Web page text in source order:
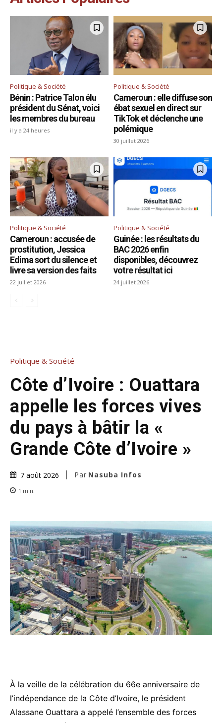
Politique & Société
Bénin : Patrice Talon élu
président du Sénat, voici
les membres du bureau
il y a 24 heures
Politique & Société
Cameroun : elle diffuse son
ébat sexuel en direct sur
TikTok et déclenche une
polémique
30 juillet 2026
Politique & Société
Cameroun : accusée de
prostitution, Jessica
Edima sort du silence et
livre sa version des faits
22 juillet 2026
Politique & Société
Guinée : les résultats du
BAC 2026 enfin
disponibles, découvrez
votre résultat ici
24 juillet 2026